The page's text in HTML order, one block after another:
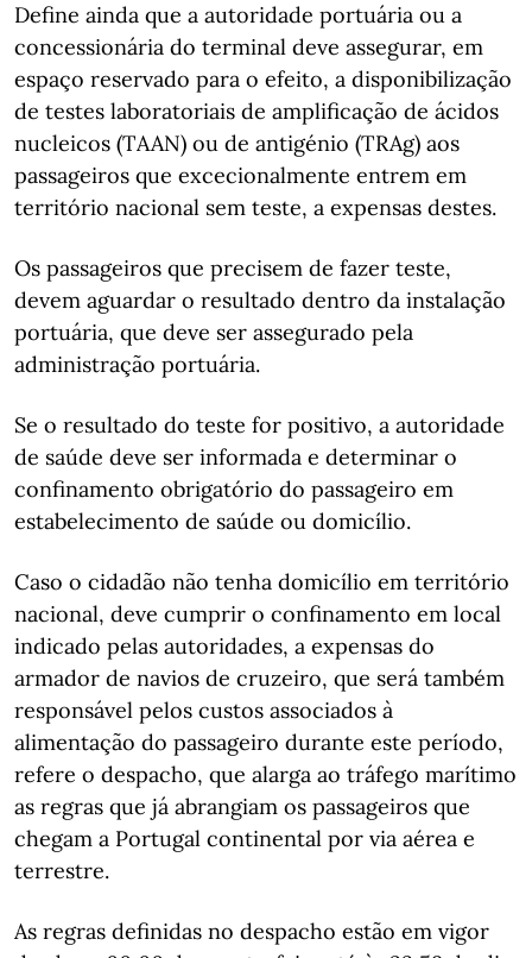
Define ainda que a autoridade portuária ou a
concessionária do terminal deve assegurar, em
espaço reservado para o efeito, a disponibilização
de testes laboratoriais de amplificação de ácidos
nucleicos (TAAN) ou de antigénio (TRAg) aos
passageiros que excecionalmente entrem em
território nacional sem teste, a expensas destes.
Os passageiros que precisem de fazer teste,
devem aguardar o resultado dentro da instalação
portuária, que deve ser assegurado pela
administração portuária.
Se o resultado do teste for positivo, a autoridade
de saúde deve ser informada e determinar o
confinamento obrigatório do passageiro em
estabelecimento de saúde ou domicílio.
Caso o cidadão não tenha domicílio em território
nacional, deve cumprir o confinamento em local
indicado pelas autoridades, a expensas do
armador de navios de cruzeiro, que será também
responsável pelos custos associados à
alimentação do passageiro durante este período,
refere o despacho, que alarga ao tráfego marítimo
as regras que já abrangiam os passageiros que
chegam a Portugal continental por via aérea e
terrestre.
As regras definidas no despacho estão em vigor